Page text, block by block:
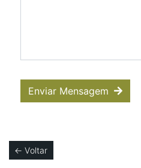
Enviar Mensagem
← Voltar